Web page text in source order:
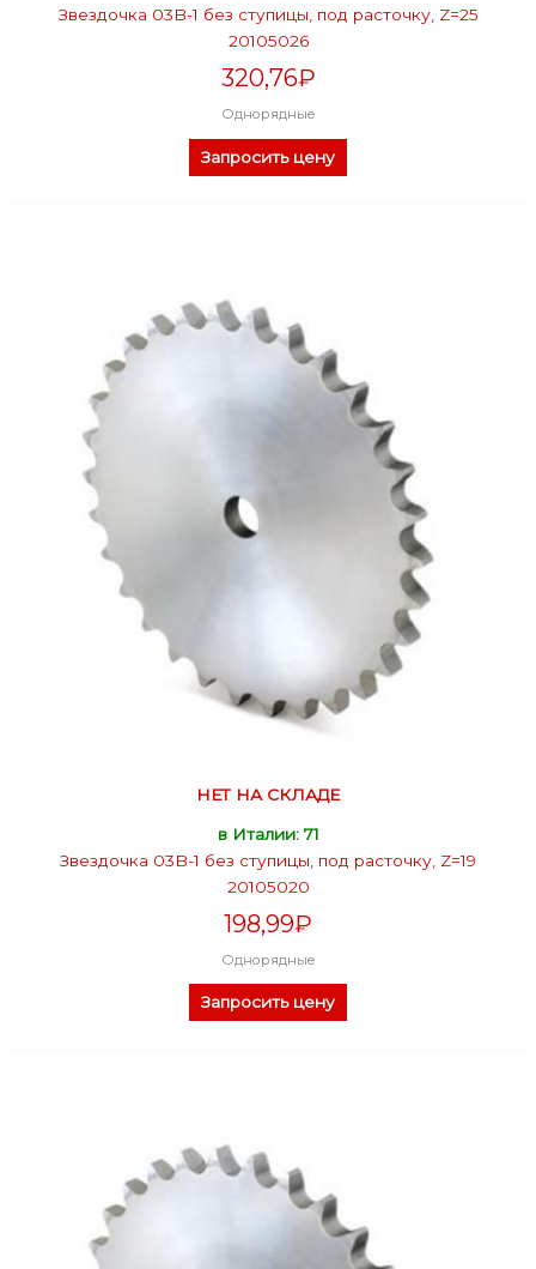
Звездочка 03B-1 без ступицы, под расточку, Z=25
20105026
320,76₽
Однорядные
Запросить цену
НЕТ НА СКЛАДЕ
в Италии: 71
Звездочка 03B-1 без ступицы, под расточку, Z=19
20105020
198,99₽
Однорядные
Запросить цену